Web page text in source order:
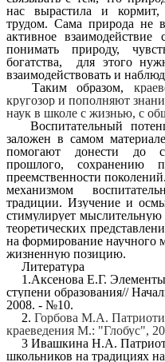
нас вырастила и кормит,
трудом. Сама природа не
активное
понимать природу,
богатства, для этого
взаимодействовать и
Таким образом,
кругозор и пополняют
наук в школе с жизнью, с
Воспитательный
заложен в самом
помогают донести до
прошлого, сохранению
преемственности
механизмом
традиции. Изучение и
стимулирует мыслительную
теоретических
на формирование
жизненную позицию.
Литература
1.Аксенова Е.Г.
ступени образования//
2008. - №10.
2. Горбова М.А.
краеведения М.: "Глобус",
3 Ивашкина Н.А.
школьников на традициях